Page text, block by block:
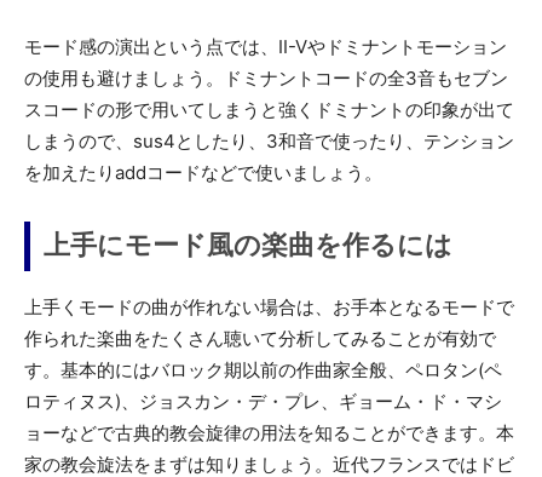
モード感の演出という点では、II-Vやドミナントモーション
の使用も避けましょう。ドミナントコードの全3音もセブン
スコードの形で用いてしまうと強くドミナントの印象が出て
しまうので、sus4としたり、3和音で使ったり、テンション
を加えたりaddコードなどで使いましょう。
上手にモード風の楽曲を作るには
上手くモードの曲が作れない場合は、お手本となるモードで
作られた楽曲をたくさん聴いて分析してみることが有効で
す。基本的にはバロック期以前の作曲家全般、ペロタン(ペ
ロティヌス)、ジョスカン・デ・プレ、ギョーム・ド・マシ
ョーなどで古典的教会旋律の用法を知ることができます。本
家の教会旋法をまずは知りましょう。近代フランスではドビ